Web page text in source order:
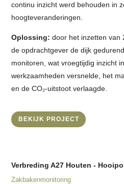
continu inzicht werd behouden in
hoogteveranderingen.
Oplossing:door het inzetten van
de opdrachtgever de dijk
monitoren, wat vroegtijdig inzicht
werkzaamheden versnelde, het
en de CO₂-uitstoot verlaagde.
BEKIJK PROJECT
Verbreding A27 Houten -
Zakbakenmonitoring